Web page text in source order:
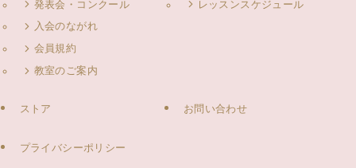
発表会・コンクール
入会のながれ
会員規約
教室のご案内
レッスンスケジュール
ストア お問い合わせ
プライバシーポリシー